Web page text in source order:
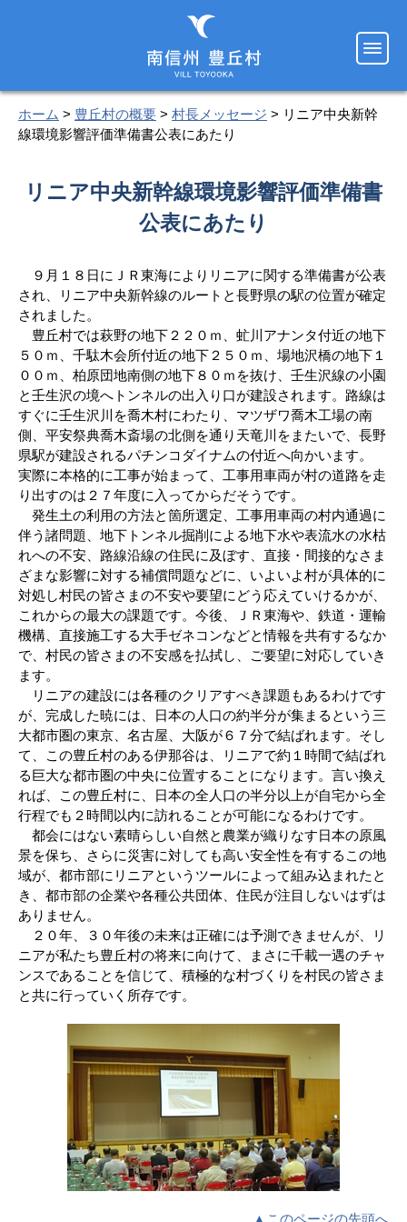
ホーム > 豊丘村の概要 > 村長メッセージ > リニア中央新幹
線環境影響評価準備書公表にあたり
リニア中央新幹線環境影響評価準備書
公表にあたり
９月１８日にＪＲ東海によりリニアに関する準備書が公表
され、リニア中央新幹線のルートと長野県の駅の位置が確定
されました。
豊丘村では萩野の地下２２０ｍ、虻川アナンタ付近の地下
５０ｍ、千駄木会所付近の地下２５０ｍ、場地沢橋の地下１
００ｍ、柏原団地南側の地下８０ｍを抜け、壬生沢線の小園
と壬生沢の境へトンネルの出入り口が建設されます。路線は
すぐに壬生沢川を喬木村にわたり、マツザワ喬木工場の南
側、平安祭典喬木斎場の北側を通り天竜川をまたいで、長野
県駅が建設されるパチンコダイナムの付近へ向かいます。
実際に本格的に工事が始まって、工事用車両が村の道路を走
り出すのは２７年度に入ってからだそうです。
発生土の利用の方法と箇所選定、工事用車両の村内通過に
伴う諸問題、地下トンネル掘削による地下水や表流水の水枯
れへの不安、路線沿線の住民に及ぼす、直接・間接的なさま
ざまな影響に対する補償問題などに、いよいよ村が具体的に
対処し村民の皆さまの不安や要望にどう応えていけるかが、
これからの最大の課題です。今後、ＪＲ東海や、鉄道・運輸
機構、直接施工する大手ゼネコンなどと情報を共有するなか
で、村民の皆さまの不安感を払拭し、ご要望に対応していき
ます。
リニアの建設には各種のクリアすべき課題もあるわけです
が、完成した暁には、日本の人口の約半分が集まるという三
大都市圏の東京、名古屋、大阪が６７分で結ばれます。そし
て、この豊丘村のある伊那谷は、リニアで約１時間で結ばれ
る巨大な都市圏の中央に位置することになります。言い換え
れば、この豊丘村に、日本の全人口の半分以上が自宅から全
行程でも２時間以内に訪れることが可能になるわけです。
都会にはない素晴らしい自然と農業が織りなす日本の原風
景を保ち、さらに災害に対しても高い安全性を有するこの地
域が、都市部にリニアというツールによって組み込まれたと
き、都市部の企業や各種公共団体、住民が注目しないはずは
ありません。
２０年、３０年後の未来は正確には予測できませんが、リ
ニアが私たち豊丘村の将来に向けて、まさに千載一遇のチャ
ンスであることを信じて、積極的な村づくりを村民の皆さま
と共に行っていく所存です。
▲このページの先頭へ